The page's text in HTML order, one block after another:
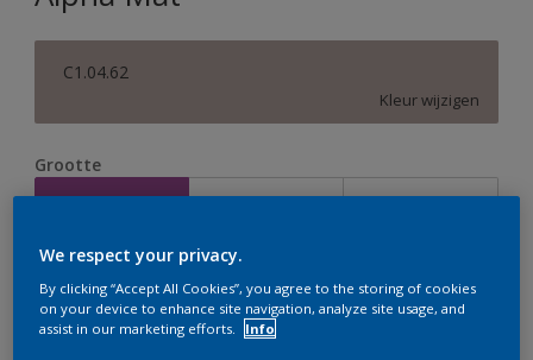
C1.04.62
Kleur wijzigen
Grootte
2,5 L 5 L 10 L
Verfcalculator
Bereken
We respect your privacy.
By clicking “Accept All Cookies”, you agree to the storing of cookies
on your device to enhance site navigation, analyze site usage, and
assist in our marketing efforts.
Info